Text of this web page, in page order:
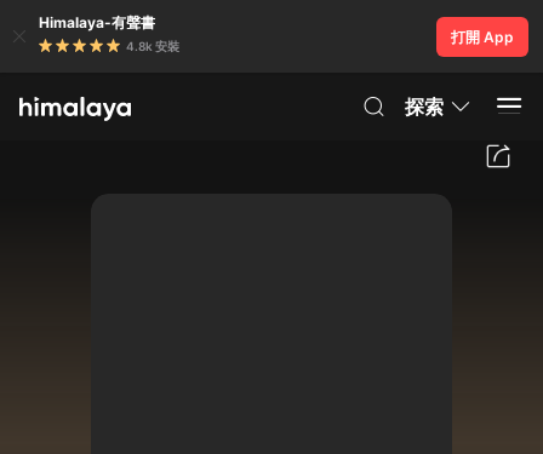
Himalaya-有聲書
4.8k 安裝
打開 App
探索